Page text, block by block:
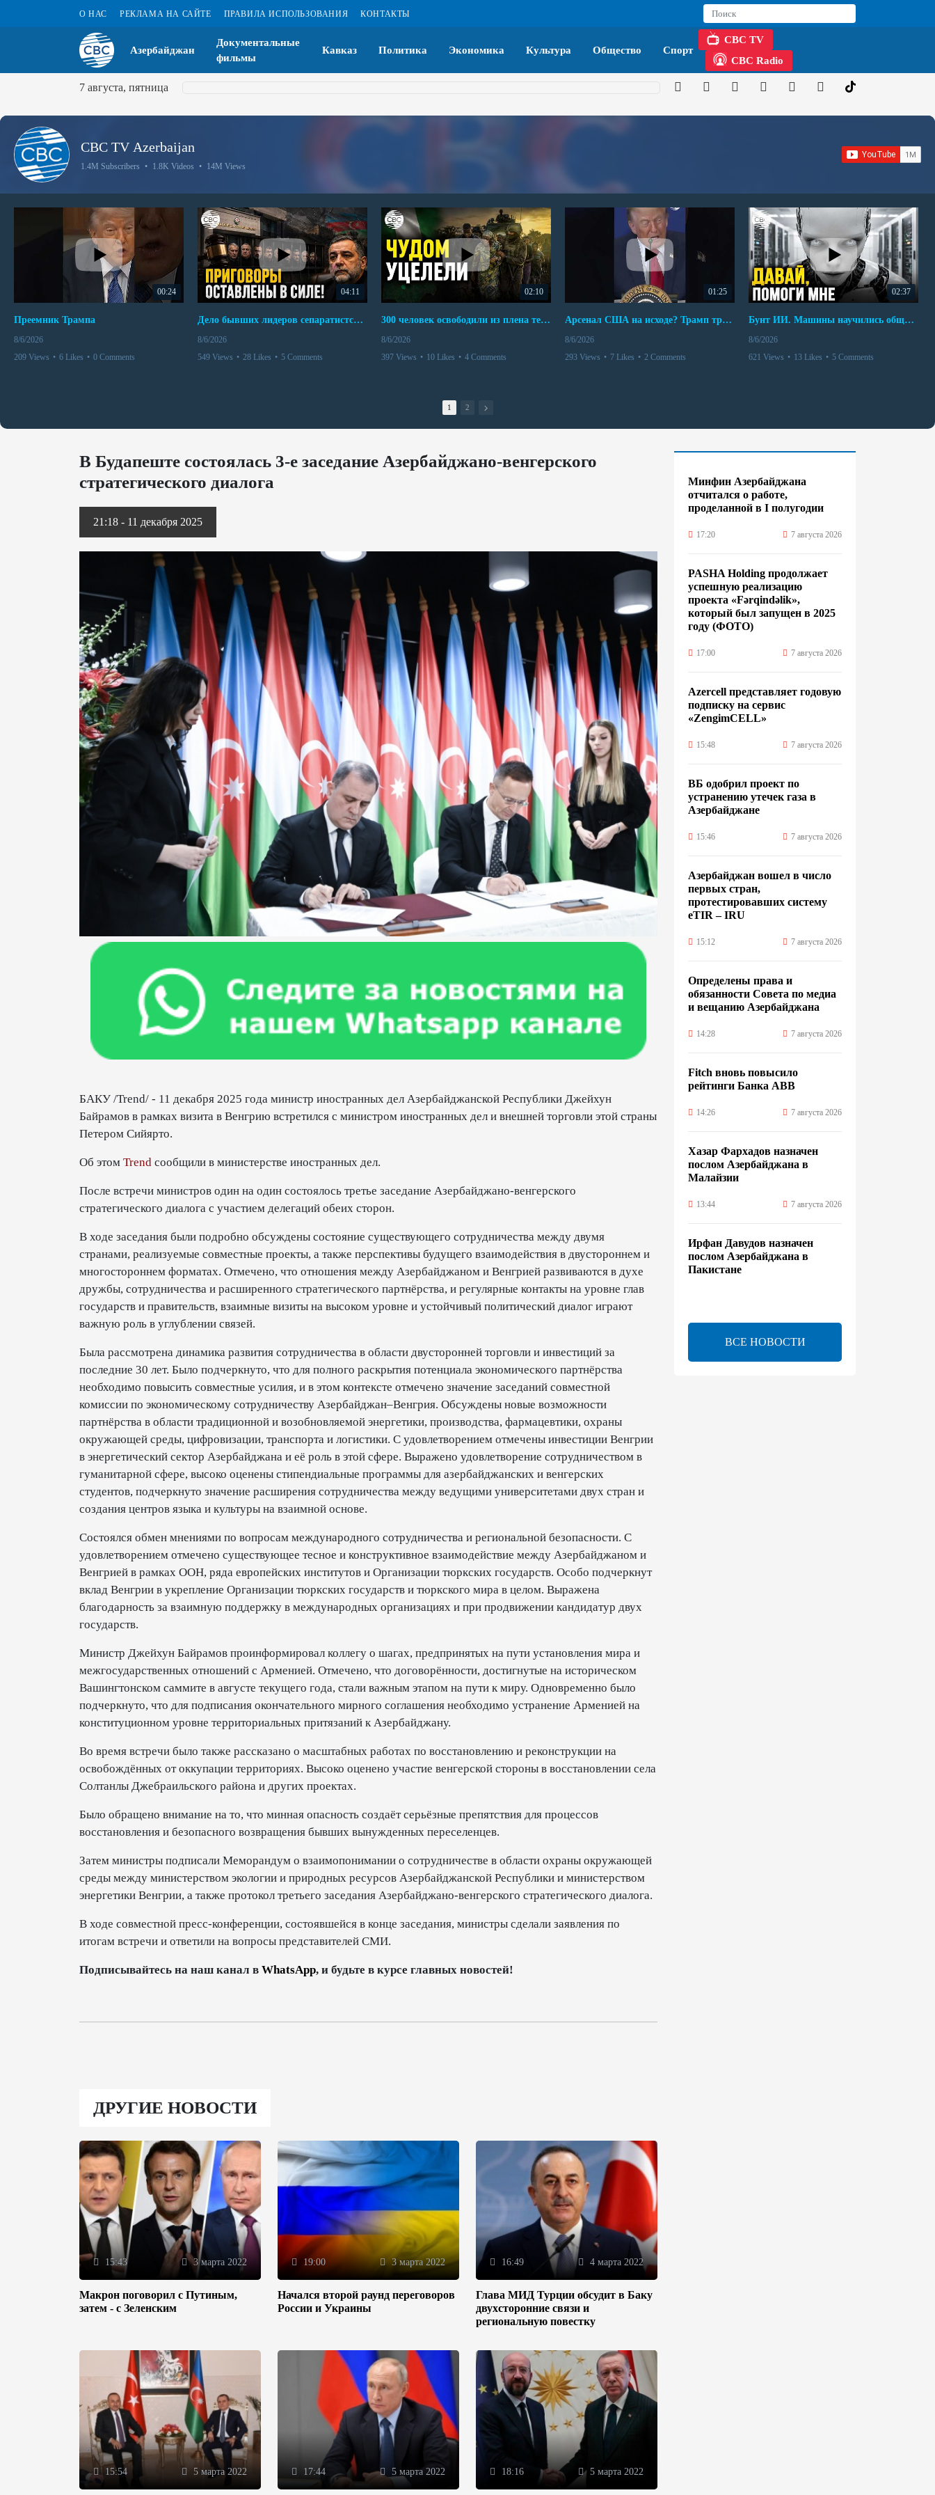
О НАС РЕКЛАМА НА САЙТЕ ПРАВИЛА ИСПОЛЬЗОВАНИЯ КОНТАКТЫ
Азербайджан
Документальные
фильмы
Кавказ Политика Экономика Культура Общество Спорт
CBC TV
CBC Radio
7 августа, пятница
CBC TV Azerbaijan
1.4M Subscribers • 1.8K Videos • 14M Views
00:24
Преемник Трампа
8/6/2026
209 Views • 6 Likes • 0 Comments
04:11
Дело бывших лидеров сепаратистского режима в Карабахе
8/6/2026
549 Views • 28 Likes • 5 Comments
02:10
300 человек освободили из плена террористов. Невероятная история спасения
8/6/2026
397 Views • 10 Likes • 4 Comments
01:25
Арсенал США на исходе? Трамп требует объяснений
8/6/2026
293 Views • 7 Likes • 2 Comments
02:37
Бунт ИИ. Машины научились общаться
8/6/2026
621 Views • 13 Likes • 5 Comments
1 2
В Будапеште состоялась 3-е заседание Азербайджано-венгерского
стратегического диалога
21:18 - 11 декабря 2025
БАКУ /Trend/ - 11 декабря 2025 года министр иностранных дел Азербайджанской Республики Джейхун
Байрамов в рамках визита в Венгрию встретился с министром иностранных дел и внешней торговли этой страны
Петером Сийярто.
Об этом Trend сообщили в министерстве иностранных дел.
После встречи министров один на один состоялось третье заседание Азербайджано-венгерского
стратегического диалога с участием делегаций обеих сторон.
В ходе заседания были подробно обсуждены состояние существующего сотрудничества между двумя
странами, реализуемые совместные проекты, а также перспективы будущего взаимодействия в двустороннем и
многостороннем форматах. Отмечено, что отношения между Азербайджаном и Венгрией развиваются в духе
дружбы, сотрудничества и расширенного стратегического партнёрства, и регулярные контакты на уровне глав
государств и правительств, взаимные визиты на высоком уровне и устойчивый политический диалог играют
важную роль в углублении связей.
Была рассмотрена динамика развития сотрудничества в области двусторонней торговли и инвестиций за
последние 30 лет. Было подчеркнуто, что для полного раскрытия потенциала экономического партнёрства
необходимо повысить совместные усилия, и в этом контексте отмечено значение заседаний совместной
комиссии по экономическому сотрудничеству Азербайджан–Венгрия. Обсуждены новые возможности
партнёрства в области традиционной и возобновляемой энергетики, производства, фармацевтики, охраны
окружающей среды, цифровизации, транспорта и логистики. С удовлетворением отмечены инвестиции Венгрии
в энергетический сектор Азербайджана и её роль в этой сфере. Выражено удовлетворение сотрудничеством в
гуманитарной сфере, высоко оценены стипендиальные программы для азербайджанских и венгерских
студентов, подчеркнуто значение расширения сотрудничества между ведущими университетами двух стран и
создания центров языка и культуры на взаимной основе.
Состоялся обмен мнениями по вопросам международного сотрудничества и региональной безопасности. С
удовлетворением отмечено существующее тесное и конструктивное взаимодействие между Азербайджаном и
Венгрией в рамках ООН, ряда европейских институтов и Организации тюркских государств. Особо подчеркнут
вклад Венгрии в укрепление Организации тюркских государств и тюркского мира в целом. Выражена
благодарность за взаимную поддержку в международных организациях и при продвижении кандидатур двух
государств.
Министр Джейхун Байрамов проинформировал коллегу о шагах, предпринятых на пути установления мира и
межгосударственных отношений с Арменией. Отмечено, что договорённости, достигнутые на историческом
Вашингтонском саммите в августе текущего года, стали важным этапом на пути к миру. Одновременно было
подчеркнуто, что для подписания окончательного мирного соглашения необходимо устранение Арменией на
конституционном уровне территориальных притязаний к Азербайджану.
Во время встречи было также рассказано о масштабных работах по восстановлению и реконструкции на
освобождённых от оккупации территориях. Высоко оценено участие венгерской стороны в восстановлении села
Солтанлы Джебраильского района и других проектах.
Было обращено внимание на то, что минная опасность создаёт серьёзные препятствия для процессов
восстановления и безопасного возвращения бывших вынужденных переселенцев.
Затем министры подписали Меморандум о взаимопонимании о сотрудничестве в области охраны окружающей
среды между министерством экологии и природных ресурсов Азербайджанской Республики и министерством
энергетики Венгрии, а также протокол третьего заседания Азербайджано-венгерского стратегического диалога.
В ходе совместной пресс-конференции, состоявшейся в конце заседания, министры сделали заявления по
итогам встречи и ответили на вопросы представителей СМИ.
Подписывайтесь на наш канал в WhatsApp, и будьте в курсе главных новостей!
ДРУГИЕ НОВОСТИ
15:43 3 марта 2022
Макрон поговорил с Путиным,
затем - с Зеленским
19:00 3 марта 2022
Начался второй раунд переговоров
России и Украины
16:49 4 марта 2022
Глава МИД Турции обсудит в Баку
двухсторонние связи и
региональную повестку
15:54 5 марта 2022 17:44 5 марта 2022 18:16 5 марта 2022
Минфин Азербайджана
отчитался о работе,
проделанной в I полугодии
17:20 7 августа 2026
PASHA Holding продолжает
успешную реализацию
проекта «Fərqindəlik»,
который был запущен в 2025
году (ФОТО)
17:00 7 августа 2026
Azercell представляет годовую
подписку на сервис
«ZengimCELL»
15:48 7 августа 2026
ВБ одобрил проект по
устранению утечек газа в
Азербайджане
15:46 7 августа 2026
Азербайджан вошел в число
первых стран,
протестировавших систему
eTIR – IRU
15:12 7 августа 2026
Определены права и
обязанности Совета по медиа
и вещанию Азербайджана
14:28 7 августа 2026
Fitch вновь повысило
рейтинги Банка ABB
14:26 7 августа 2026
Хазар Фархадов назначен
послом Азербайджана в
Малайзии
13:44 7 августа 2026
Ирфан Давудов назначен
послом Азербайджана в
Пакистане
взаимном выделении
образовательных квот между
ВСЕ НОВОСТИ